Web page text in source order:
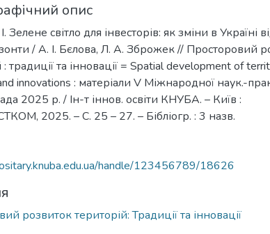
опис
Зелене світло для інвесторів: як зміни в Україні
/ А. І. Бєлова, Л. А. Зброжек // Просторовий
: традиції та інновації = Spatial development of
innovations : матеріали V Міжнародної наук.-
2025 р. / Ін-т іннов. освіти КНУБА. – Київ :
2025. – С. 25 – 27. – Бібліогр. : 3 назв.
handle/123456789/18626
розвиток територій: Традиції та інновації